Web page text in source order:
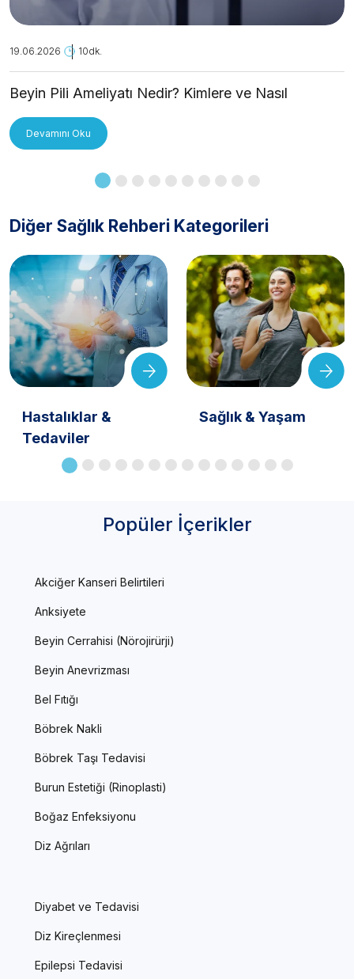
19.06.2026 10dk.
Beyin Pili Ameliyatı Nedir? Kimlere ve Nasıl
Devamını Oku
Diğer Sağlık Rehberi Kategorileri
Hastalıklar &
Tedaviler
Sağlık & Yaşam
Popüler İçerikler
Akciğer Kanseri Belirtileri
Anksiyete
Beyin Cerrahisi (Nörojirürji)
Beyin Anevrizması
Bel Fıtığı
Böbrek Nakli
Böbrek Taşı Tedavisi
Burun Estetiği (Rinoplasti)
Boğaz Enfeksiyonu
Diz Ağrıları
Diyabet ve Tedavisi
Diz Kireçlenmesi
Epilepsi Tedavisi